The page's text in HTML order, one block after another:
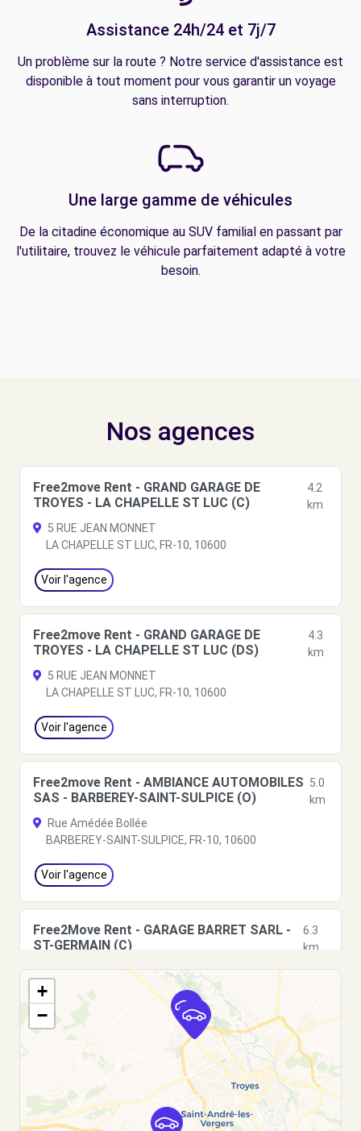
Assistance 24h/24 et 7j/7
Un problème sur la route ? Notre service d'assistance est
disponible à tout moment pour vous garantir un voyage
sans interruption.
Une large gamme de véhicules
De la citadine économique au SUV familial en passant par
l'utilitaire, trouvez le véhicule parfaitement adapté à votre
besoin.
Nos agences
Free2move Rent - GRAND GARAGE DE
TROYES - LA CHAPELLE ST LUC (C)
4.2
km
5 RUE JEAN MONNET
LA CHAPELLE ST LUC, FR-10, 10600
Voir l'agence
Free2move Rent - GRAND GARAGE DE
TROYES - LA CHAPELLE ST LUC (DS)
4.3
km
5 RUE JEAN MONNET
LA CHAPELLE ST LUC, FR-10, 10600
Voir l'agence
Free2move Rent - AMBIANCE AUTOMOBILES
SAS - BARBEREY-SAINT-SULPICE (O)
5.0
km
Rue Amédée Bollée
BARBEREY-SAINT-SULPICE, FR-10, 10600
Voir l'agence
Free2Move Rent - GARAGE BARRET SARL -
ST-GERMAIN (C)
6.3
km
184 ROUTE NATIONALE 7 - CHEVILLELE
ST-GERMAIN, 10120
Free2Move Rent - GARAGE MAUGOUST -
VILLERY (C)
14.8
km
53 ROUTE NATIONALE
+
−